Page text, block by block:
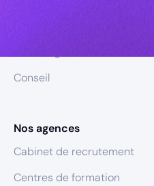
Conseil
Nos agences
Cabinet de recrutement
Centres de formation